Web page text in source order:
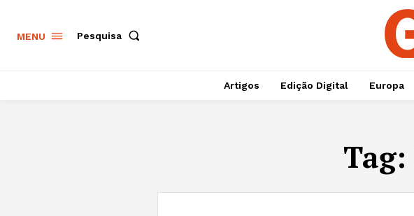
MENU Pesquisa
Artigos Edição Digital Europa
Tag: